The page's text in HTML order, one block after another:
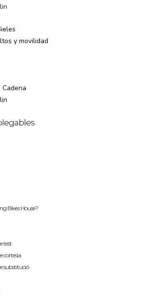
y movilidad
Cadena
Bikes House?
test
cortesia
substitució